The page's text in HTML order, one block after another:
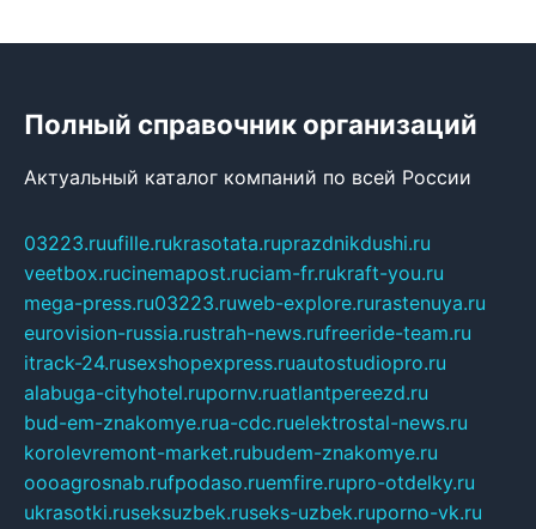
Полный справочник организаций
Актуальный каталог компаний по всей России
03223.ruufille.rukrasotata.ruprazdnikdushi.ru
veetbox.rucinemapost.ruciam-fr.rukraft-you.ru
mega-press.ru03223.ruweb-explore.rurastenuya.ru
eurovision-russia.rustrah-news.rufreeride-team.ru
itrack-24.rusexshopexpress.ruautostudiopro.ru
alabuga-cityhotel.rupornv.ruatlantpereezd.ru
bud-em-znakomye.rua-cdc.ruelektrostal-news.ru
korolevremont-market.rubudem-znakomye.ru
oooagrosnab.rufpodaso.ruemfire.rupro-otdelky.ru
ukrasotki.ruseksuzbek.ruseks-uzbek.ruporno-vk.ru